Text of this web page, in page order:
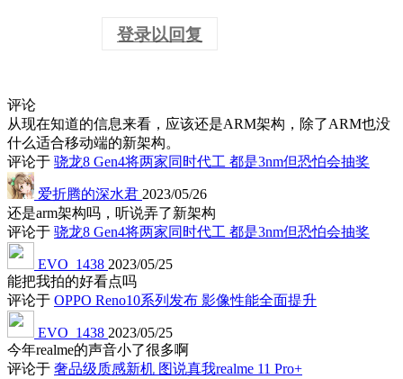
登录以回复
评论
从现在知道的信息来看，应该还是ARM架构，除了ARM也没
什么适合移动端的新架构。
评论于 骁龙8 Gen4将两家同时代工 都是3nm但恐怕会抽奖
爱折腾的深水君 2023/05/26
还是arm架构吗，听说弄了新架构
评论于 骁龙8 Gen4将两家同时代工 都是3nm但恐怕会抽奖
EVO_1438 2023/05/25
能把我拍的好看点吗
评论于 OPPO Reno10系列发布 影像性能全面提升
EVO_1438 2023/05/25
今年realme的声音小了很多啊
评论于 奢品级质感新机 图说真我realme 11 Pro+